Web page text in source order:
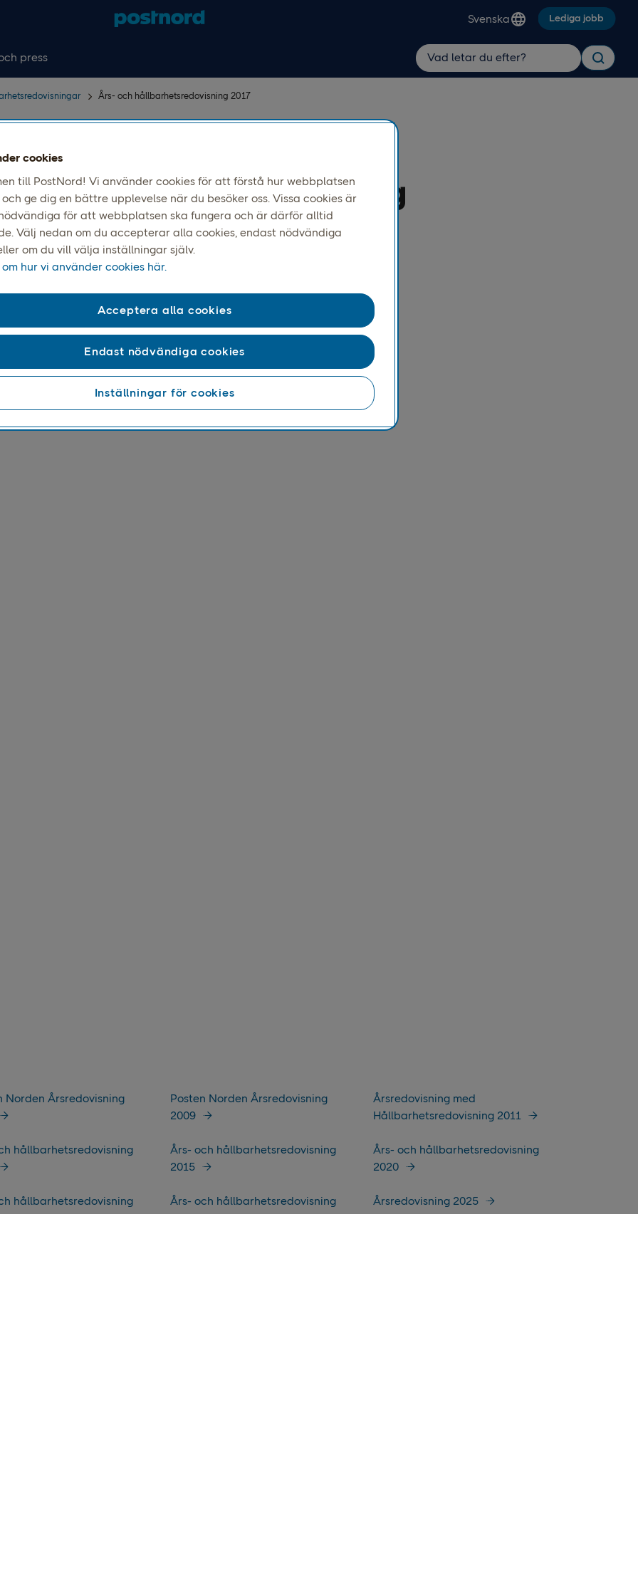
Svenska Lediga jobb
press
Års- och hållbarhetsredovisning 2017
rapportering
hållbarhetsredovisning
och medarbetarnas engagemang har högsta prioritet.
2017
Norden Årsredovisning
Posten Norden Årsredovisning
2009
Årsredovisning med
Hållbarhetsredovisning 2011
hållbarhetsredovisning
Års- och hållbarhetsredovisning
2015
Års- och hållbarhetsredovisning
2020
hållbarhetsredovisning
Års- och hållbarhetsredovisning
2024
Årsredovisning 2025
cookies
till PostNord! Vi använder cookies för att förstå hur webbplatsen
ge dig en bättre upplevelse när du besöker oss. Vissa cookies är
för att webbplatsen ska fungera och är därför alltid
Välj nedan om du accepterar alla cookies, endast nödvändiga
om du vill välja inställningar själv.
om hur vi använder cookies här.
Inställningar för cookies
Endast nödvändiga cookies
Acceptera alla cookies